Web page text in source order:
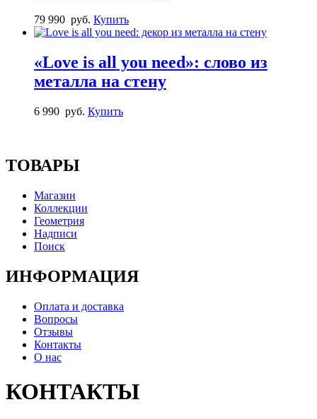
79 990 руб. Купить
«Love is all you need»: слово из
металла на стену
6 990 руб. Купить
ТОВАРЫ
Магазин
Коллекции
Геометрия
Надписи
Поиск
ИНФОРМАЦИЯ
Оплата и доставка
Вопросы
Отзывы
Контакты
О нас
КОНТАКТЫ